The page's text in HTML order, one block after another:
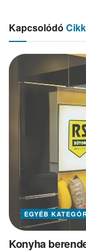
Kapcsolódó
EGYÉB
Konyha